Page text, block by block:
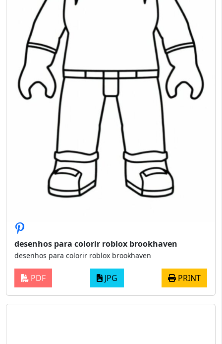
desenhos para colorir roblox brookhaven
desenhos para colorir roblox brookhaven
PDF JPG PRINT